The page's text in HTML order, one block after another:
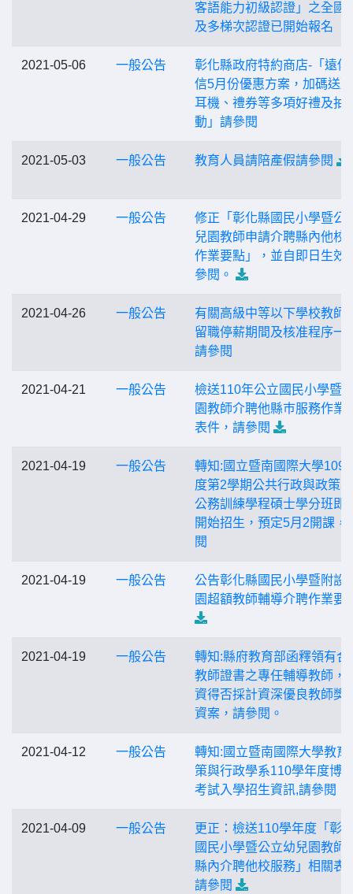
客語能力初級認證」之全國
及多梯次認證已開始報名
2021-05-06 一般公告
彰化縣政府特約商店-「遠傳
信5月份優惠方案，加碼送
耳機、禮券等多項好禮及抽
動」請參閱
2021-05-03 一般公告 教育人員請陪產假請參閱
2021-04-29 一般公告
修正「彰化縣國民小學暨公
兒園教師申請介聘縣內他校
作業要點」，並自即日生效
參閱。
2021-04-26 一般公告
有關高級中等以下學校教師
留職停薪期間及核准程序一
請參閱
2021-04-21 一般公告
檢送110年公立國民小學暨
園教師介聘他縣巿服務作業
表件，請參閱
2021-04-19 一般公告
轉知:國立暨南國際大學109
度第2學期公共行政與政策
公務訓練學程碩士學分班即
開始招生，預定5月2開課，
閱
2021-04-19 一般公告
公告彰化縣國民小學暨附設
園超額教師輔導介聘作業要
2021-04-19 一般公告
轉知:縣府教育部函釋領有合
教師證書之專任輔導教師，
資得否採計資深優良教師獎
資案，請參閱。
2021-04-12 一般公告
轉知:國立暨南國際大學教育
策與行政學系110學年度博
考試入學招生資訊,請參閱
2021-04-09 一般公告
更正：檢送110學年度「彰
國民小學暨公立幼兒園教師
縣內介聘他校服務」相關表
請參閱